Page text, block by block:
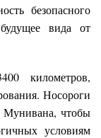
безопасного
вида от
километров,
Носороги
Мунивана, чтобы
условиям